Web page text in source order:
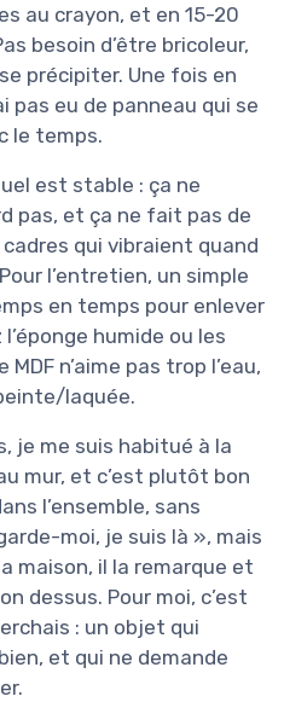
au crayon, et en 15-20
besoin d’être bricoleur,
précipiter. Une fois en
pas eu de panneau qui se
le temps.
est stable : ça ne
pas, et ça ne fait pas de
qui vibraient quand
l’entretien, un simple
en temps pour enlever
humide ou les
n’aime pas trop l’eau,
laquée.
je me suis habitué à la
mur, et c’est plutôt bon
l’ensemble, sans
moi, je suis là », mais
maison, il la remarque et
dessus. Pour moi, c’est
: un objet qui
et qui ne demande